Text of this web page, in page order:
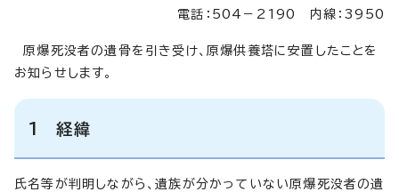
電話：504－2190 内線：3950
原爆死没者の遺骨を引き受け、原爆供養塔に安置したことを
お知らせします。
1 経緯
氏名等が判明しながら、遺族が分かっていない原爆死没者の遺